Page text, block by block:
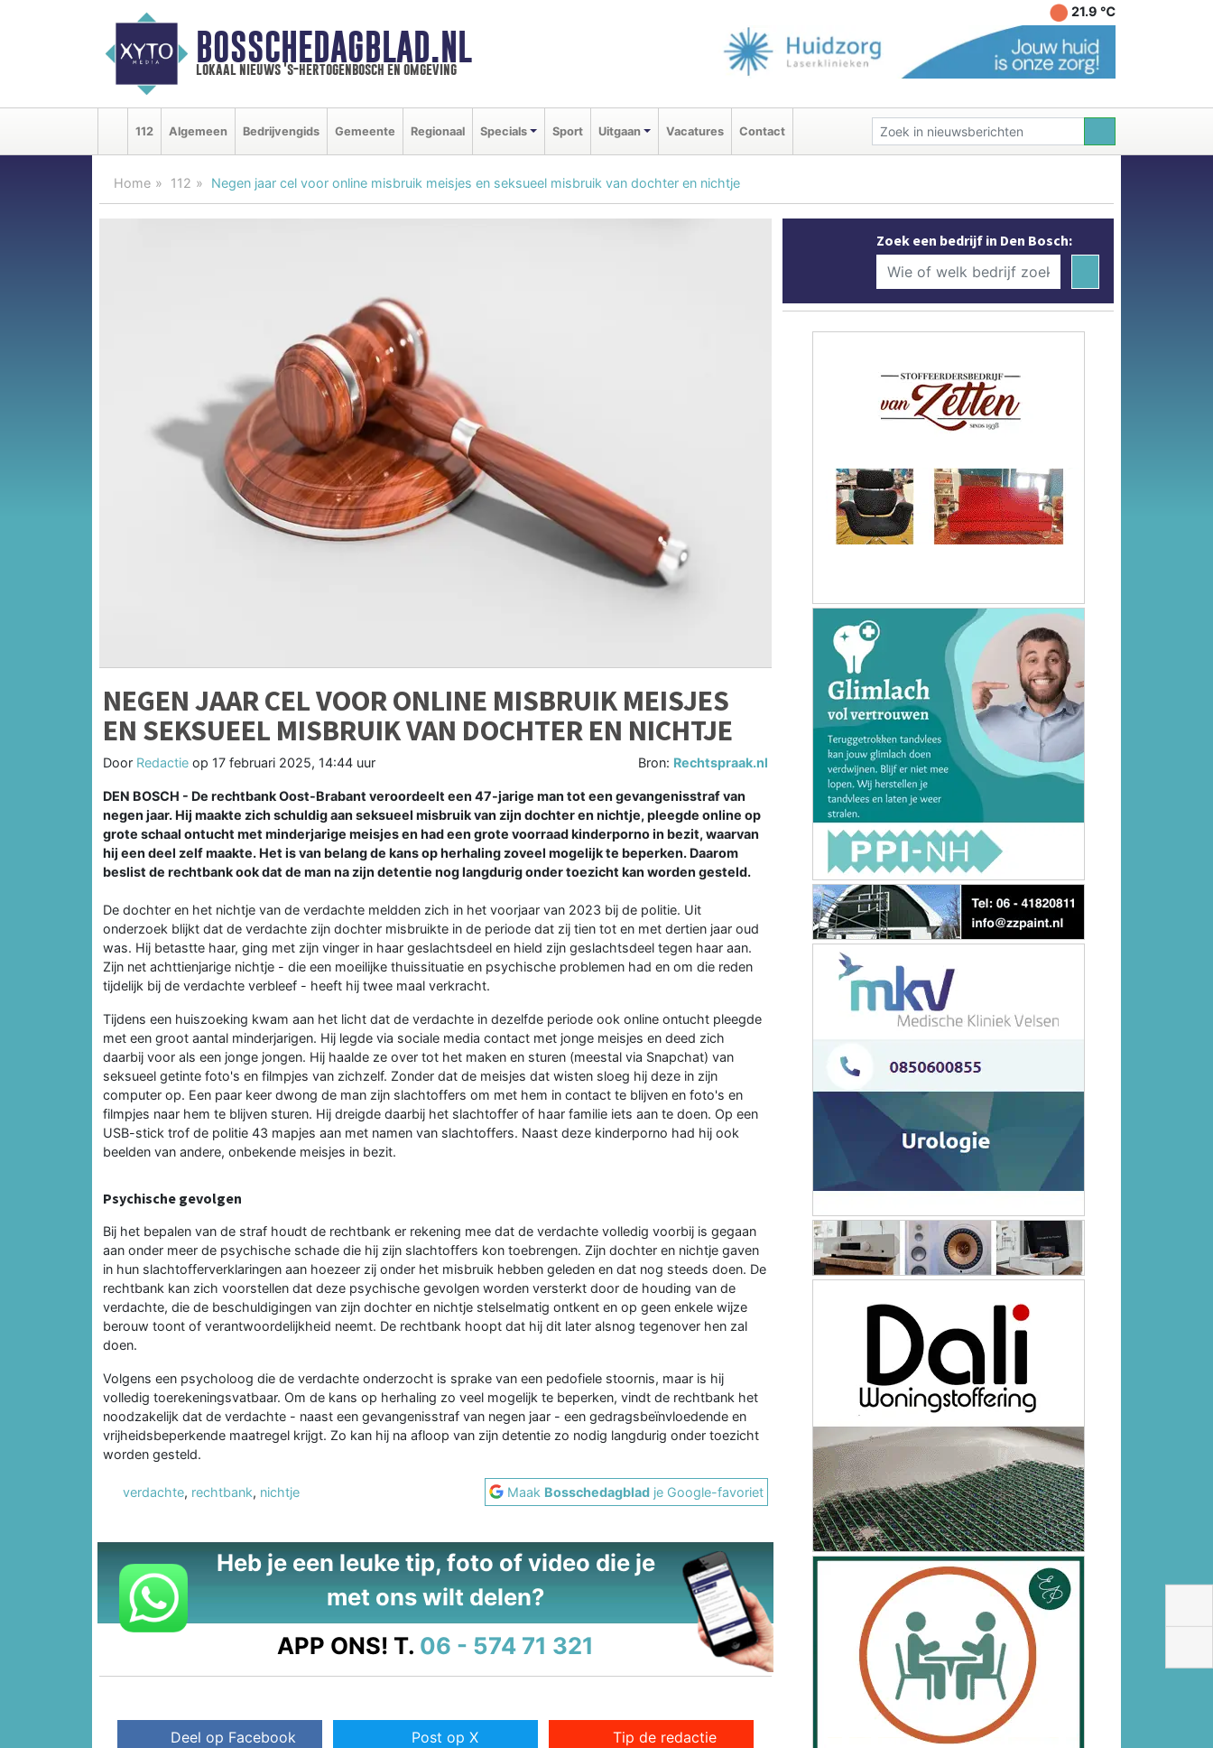
BOSSCHEDAGBLAD.NL
lokaal nieuws 's-hertogenbosch en omgeving
21.9 ℃
112 Algemeen Bedrijvengids Gemeente Regionaal Specials Sport Uitgaan Vacatures Contact
Home 112 Negen jaar cel voor online misbruik meisjes en seksueel misbruik van dochter en nichtje
NEGEN JAAR CEL VOOR ONLINE MISBRUIK MEISJES
EN SEKSUEEL MISBRUIK VAN DOCHTER EN NICHTJE
Door Redactie op 17 februari 2025, 14:44 uur Bron: Rechtspraak.nl
DEN BOSCH - De rechtbank Oost-Brabant veroordeelt een 47-jarige man tot een gevangenisstraf van
negen jaar. Hij maakte zich schuldig aan seksueel misbruik van zijn dochter en nichtje, pleegde online op
grote schaal ontucht met minderjarige meisjes en had een grote voorraad kinderporno in bezit, waarvan
hij een deel zelf maakte. Het is van belang de kans op herhaling zoveel mogelijk te beperken. Daarom
beslist de rechtbank ook dat de man na zijn detentie nog langdurig onder toezicht kan worden gesteld.
De dochter en het nichtje van de verdachte meldden zich in het voorjaar van 2023 bij de politie. Uit
onderzoek blijkt dat de verdachte zijn dochter misbruikte in de periode dat zij tien tot en met dertien jaar oud
was. Hij betastte haar, ging met zijn vinger in haar geslachtsdeel en hield zijn geslachtsdeel tegen haar aan.
Zijn net achttienjarige nichtje - die een moeilijke thuissituatie en psychische problemen had en om die reden
tijdelijk bij de verdachte verbleef - heeft hij twee maal verkracht.
Tijdens een huiszoeking kwam aan het licht dat de verdachte in dezelfde periode ook online ontucht pleegde
met een groot aantal minderjarigen. Hij legde via sociale media contact met jonge meisjes en deed zich
daarbij voor als een jonge jongen. Hij haalde ze over tot het maken en sturen (meestal via Snapchat) van
seksueel getinte foto's en filmpjes van zichzelf. Zonder dat de meisjes dat wisten sloeg hij deze in zijn
computer op. Een paar keer dwong de man zijn slachtoffers om met hem in contact te blijven en foto's en
filmpjes naar hem te blijven sturen. Hij dreigde daarbij het slachtoffer of haar familie iets aan te doen. Op een
USB-stick trof de politie 43 mapjes aan met namen van slachtoffers. Naast deze kinderporno had hij ook
beelden van andere, onbekende meisjes in bezit.
Psychische gevolgen
Bij het bepalen van de straf houdt de rechtbank er rekening mee dat de verdachte volledig voorbij is gegaan
aan onder meer de psychische schade die hij zijn slachtoffers kon toebrengen. Zijn dochter en nichtje gaven
in hun slachtofferverklaringen aan hoezeer zij onder het misbruik hebben geleden en dat nog steeds doen. De
rechtbank kan zich voorstellen dat deze psychische gevolgen worden versterkt door de houding van de
verdachte, die de beschuldigingen van zijn dochter en nichtje stelselmatig ontkent en op geen enkele wijze
berouw toont of verantwoordelijkheid neemt. De rechtbank hoopt dat hij dit later alsnog tegenover hen zal
doen.
Volgens een psycholoog die de verdachte onderzocht is sprake van een pedofiele stoornis, maar is hij
volledig toerekeningsvatbaar. Om de kans op herhaling zo veel mogelijk te beperken, vindt de rechtbank het
noodzakelijk dat de verdachte - naast een gevangenisstraf van negen jaar - een gedragsbeïnvloedende en
vrijheidsbeperkende maatregel krijgt. Zo kan hij na afloop van zijn detentie zo nodig langdurig onder toezicht
worden gesteld.
verdachte, rechtbank, nichtje Maak Bosschedagblad je Google-favoriet
Heb je een leuke tip, foto of video die je
met ons wilt delen?
APP ONS! T. 06 - 574 71 321
Deel op Facebook Post op X Tip de redactie
Zoek een bedrijf in Den Bosch: